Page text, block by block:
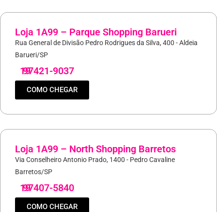
Loja 1A99 – Parque Shopping Barueri
Rua General de Divisão Pedro Rodrigues da Silva, 400 - Aldeia
Barueri/SP
19
97421-9037
COMO CHEGAR
Loja 1A99 – North Shopping Barretos
Via Conselheiro Antonio Prado, 1400 - Pedro Cavaline
Barretos/SP
19
97407-5840
COMO CHEGAR